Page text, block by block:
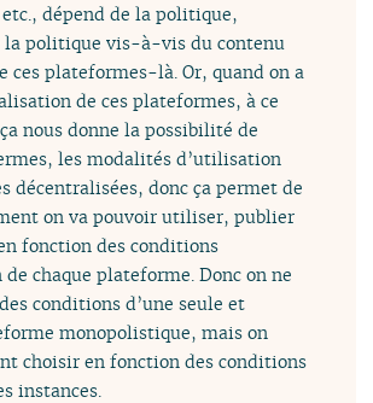
dépend de la politique,
la politique vis-à-vis du contenu
ces plateformes-là. Or, quand on a
de ces plateformes, à ce
nous donne la possibilité de
les modalités d’utilisation
décentralisées, donc ça permet de
on va pouvoir utiliser, publier
fonction des conditions
chaque plateforme. Donc on ne
conditions d’une seule et
monopolistique, mais on
choisir en fonction des conditions
instances.